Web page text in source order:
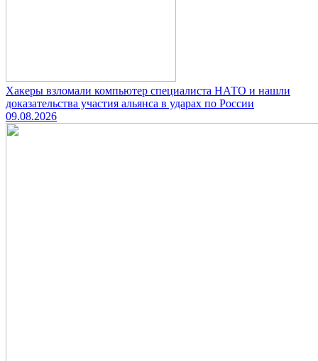
Хакеры взломали компьютер специалиста НАТО и нашли
доказательства участия альянса в ударах по России
09.08.2026